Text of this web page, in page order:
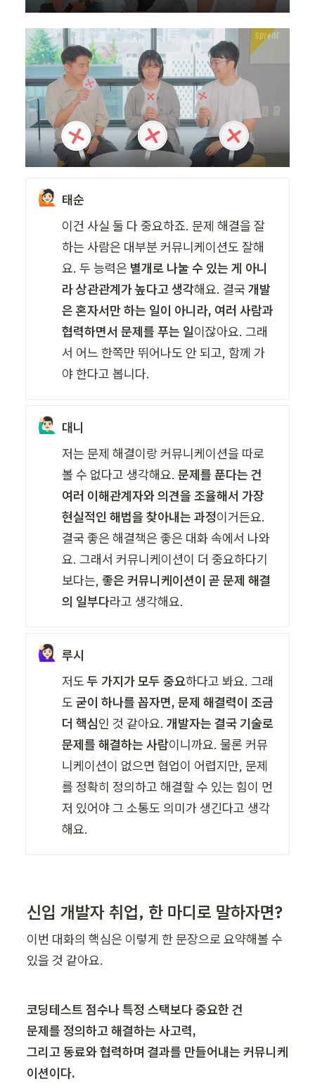
🙋🏻 태순
이건 사실 둘 다 중요하죠. 문제 해결을 잘
하는 사람은 대부분 커뮤니케이션도 잘해
요. 두 능력은 별개로 나눌 수 있는 게 아니
라 상관관계가 높다고 생각해요. 결국 개발
은 혼자서만 하는 일이 아니라, 여러 사람과
협력하면서 문제를 푸는 일이잖아요. 그래
서 어느 한쪽만 뛰어나도 안 되고, 함께 가
야 한다고 봅니다.
🙋🏻‍♂️ 대니
저는 문제 해결이랑 커뮤니케이션을 따로
볼 수 없다고 생각해요. 문제를 푼다는 건
여러 이해관계자와 의견을 조율해서 가장
현실적인 해법을 찾아내는 과정이거든요.
결국 좋은 해결책은 좋은 대화 속에서 나와
요. 그래서 커뮤니케이션이 더 중요하다기
보다는, 좋은 커뮤니케이션이 곧 문제 해결
의 일부다라고 생각해요.
🙋🏻‍♀️ 루시
저도 두 가지가 모두 중요하다고 봐요. 그래
도 굳이 하나를 꼽자면, 문제 해결력이 조금
더 핵심인 것 같아요. 개발자는 결국 기술로
문제를 해결하는 사람이니까요. 물론 커뮤
니케이션이 없으면 협업이 어렵지만, 문제
를 정확히 정의하고 해결할 수 있는 힘이 먼
저 있어야 그 소통도 의미가 생긴다고 생각
해요.
신입 개발자 취업, 한 마디로 말하자면?
이번 대화의 핵심은 이렇게 한 문장으로 요약해볼 수
있을 것 같아요.
코딩테스트 점수나 특정 스택보다 중요한 건
문제를 정의하고 해결하는 사고력,
그리고 동료와 협력하며 결과를 만들어내는 커뮤니케
이션이다.